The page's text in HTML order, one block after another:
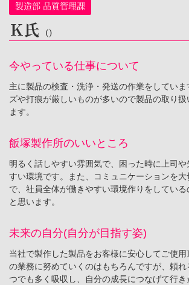
製造部 品質管理課
Ｋ氏 ()
今やっている仕事について
主に製品の検査・洗浄・発送の作業をしてい
ズや打痕が厳しいものが多いので製品の取り
ます。
飯塚製作所のいいところ
明るく話しやすい雰囲気で、困った時に上司
すい環境です。また、コミュニケーションを
で、社員全体が働きやすい環境作りをしてい
と思います。
未来の自分(自分が目指す姿)
当社で製作した製品をお客様に安心してご使用
の業務に努めていくのはもちろんですが、頼
つでも多く吸収し、自分の成長につなげて行き